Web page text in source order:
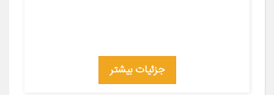
جزئیات بیشتر